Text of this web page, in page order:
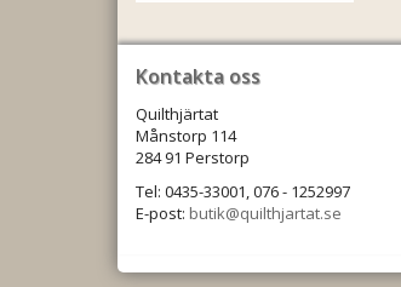
Kontakta oss
Quilthjärtat
Månstorp 114
284 91 Perstorp
Tel: 0435-33001, 076 - 1252997
E-post: butik@quilthjartat.se